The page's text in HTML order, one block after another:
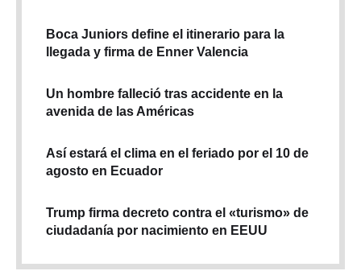
Boca Juniors define el itinerario para la
llegada y firma de Enner Valencia
Un hombre falleció tras accidente en la
avenida de las Américas
Así estará el clima en el feriado por el 10 de
agosto en Ecuador
Trump firma decreto contra el «turismo» de
ciudadanía por nacimiento en EEUU